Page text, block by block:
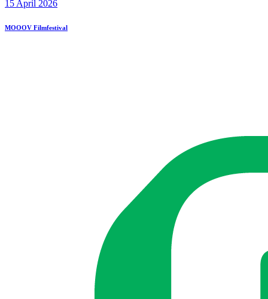
15 April 2026
MOOOV Filmfestival